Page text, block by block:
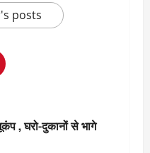
posts
, घरो-दुकानों से भागे